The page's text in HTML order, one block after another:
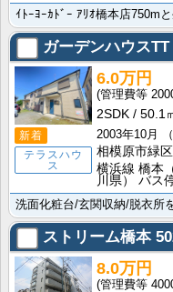
ガーデンハウスTT
新着
テラスハウ
ス
6.0万円
2SDK
50.1
2003年10月
相模原市緑
横浜線 橋本
川県） バス
ストリーム橋本
8.0万円